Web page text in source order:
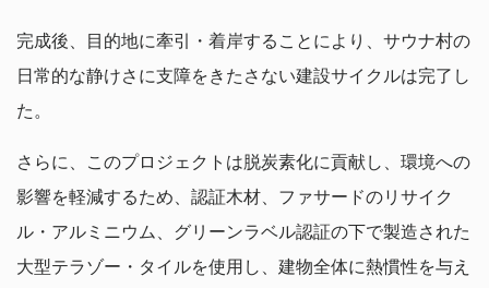
完成後、目的地に牽引・着岸することにより、サウナ村の
日常的な静けさに支障をきたさない建設サイクルは完了し
た。
さらに、このプロジェクトは脱炭素化に貢献し、環境への
影響を軽減するため、認証木材、ファサードのリサイク
ル・アルミニウム、グリーンラベル認証の下で製造された
大型テラゾー・タイルを使用し、建物全体に熱慣性を与え